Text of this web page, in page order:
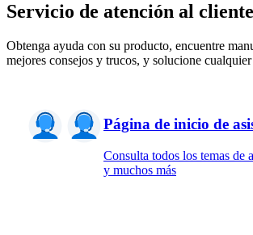
Servicio de atención al
Obtenga ayuda con su producto, encuentre
mejores consejos y trucos, y solucione
Página de inicio de
Consulta todos los temas de
y muchos más